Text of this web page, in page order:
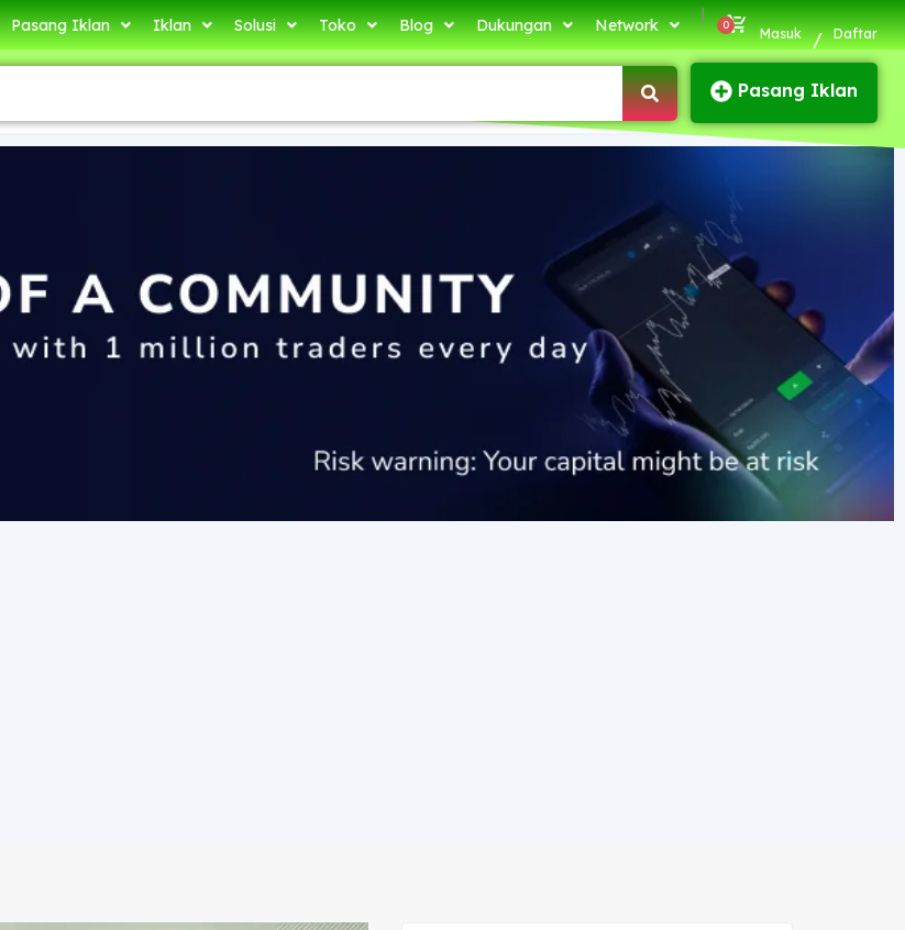
Pasang Iklan Iklan Solusi Toko Blog Dukungan Network
|
Masuk / Daftar
Pasang Iklan